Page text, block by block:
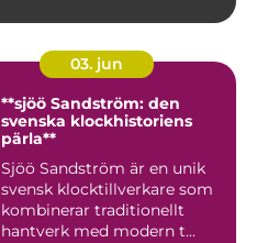
03. jun
**sjöö Sandström: den
svenska klockhistoriens
pärla**
Sjöö Sandström är en unik
svensk klocktillverkare som
kombinerar traditionellt
hantverk med modern t...